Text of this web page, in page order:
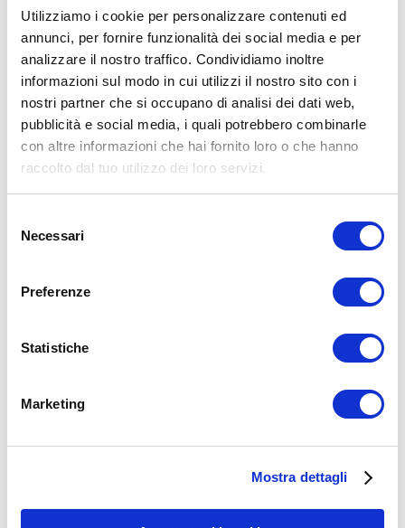
Utilizziamo i cookie per personalizzare contenuti ed
annunci, per fornire funzionalità dei social media e per
analizzare il nostro traffico. Condividiamo inoltre
informazioni sul modo in cui utilizzi il nostro sito con i
nostri partner che si occupano di analisi dei dati web,
pubblicità e social media, i quali potrebbero combinarle
con altre informazioni che hai fornito loro o che hanno
raccolto dal tuo utilizzo dei loro servizi.
delNecessari
Preferenze
Statistiche
Marketing
Mostra dettagli
ALLENATI CON ME!
15WORKOUT
Addominali(99)
Allenamenti in Diretta(30)